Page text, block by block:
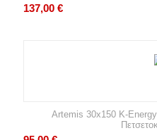
137,00 €
Artemis 30x150 K-